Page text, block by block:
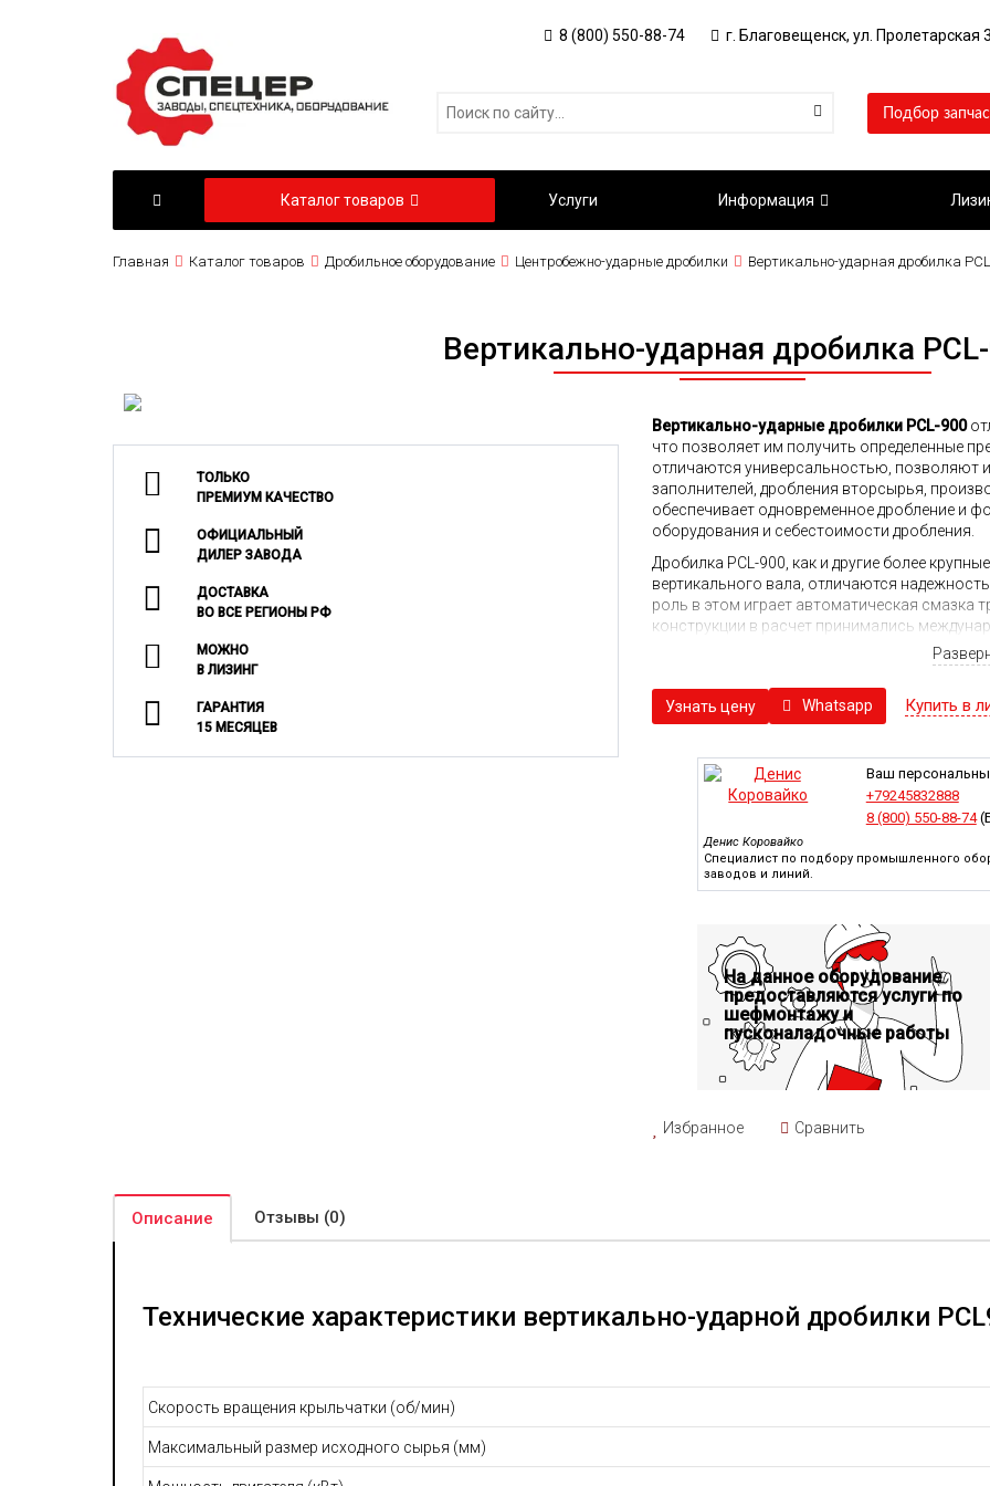
8 (800) 550-88-74 г. Благовещенск, ул. Пролетарская
Подбор
Каталог товаров Услуги Информация
Главная Каталог товаров Дробильное оборудование Центробежно-ударные дробилки Вертикально-ударная дробилка
Вертикально-ударная дробилка
ТОЛЬКО
ПРЕМИУМ КАЧЕСТВО
ОФИЦИАЛЬНЫЙ
ДИЛЕР ЗАВОДА
ДОСТАВКА
ВО ВСЕ РЕГИОНЫ РФ
МОЖНО
В ЛИЗИНГ
ГАРАНТИЯ
15 МЕСЯЦЕВ
Вертикально-ударные дробилки PCL-900
что позволяет им получить определенные
отличаются универсальностью, позволяют
заполнителей, дробления вторсырья,
обеспечивает одновременное дробление и
оборудования и себестоимости дробления.
Дробилка PCL-900, как и другие более
вертикального вала, отличаются
роль в этом играет автоматическая смазка
конструкции в расчет принимались
конструкция ротора в совокупности с
способствует росту надежности службы
предусмотрена система контроля уровня
Управление дробилкой предусматривается
формирования управляющих команд и
Управляющая система опирается на
скорость вращения ротора, температура
зависимости от них контроллер способен
Внедрение цифровых средств управления в
где возникли проблемы или каким
избежать серьезной неисправности.
Узнать цену Whatsapp Купить в
Ваш
+79245832888
8 (800) 550-88-74
Денис Коровайко
Специалист по подбору промышленного
заводов и линий.
На данное оборудование
предоставляются услуги по
шефмонтажу и
пусконаладочные работы
Избранное Сравнить
Описание Отзывы (0)
Технические характеристики вертикально-ударной дробилки
Скорость вращения крыльчатки (об/мин)
Максимальный размер исходного сырья (мм)